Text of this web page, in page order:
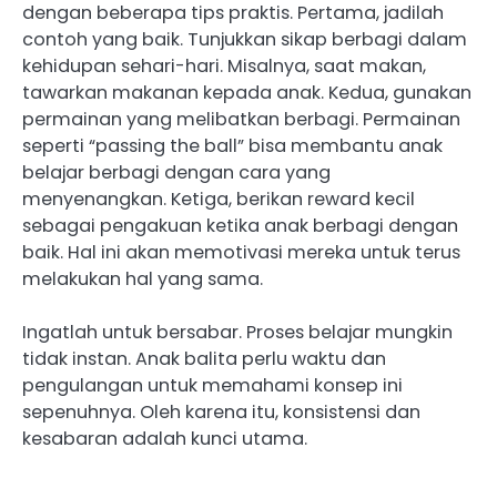
dengan beberapa tips praktis. Pertama, jadilah
contoh yang baik. Tunjukkan sikap berbagi dalam
kehidupan sehari-hari. Misalnya, saat makan,
tawarkan makanan kepada anak. Kedua, gunakan
permainan yang melibatkan berbagi. Permainan
seperti “passing the ball” bisa membantu anak
belajar berbagi dengan cara yang
menyenangkan. Ketiga, berikan reward kecil
sebagai pengakuan ketika anak berbagi dengan
baik. Hal ini akan memotivasi mereka untuk terus
melakukan hal yang sama.
Ingatlah untuk bersabar. Proses belajar mungkin
tidak instan. Anak balita perlu waktu dan
pengulangan untuk memahami konsep ini
sepenuhnya. Oleh karena itu, konsistensi dan
kesabaran adalah kunci utama.